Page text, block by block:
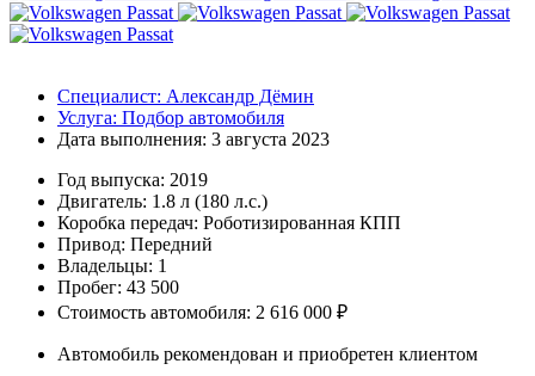
Специалист: Александр Дёмин
Услуга: Подбор автомобиля
Дата выполнения: 3 августа 2023
Год выпуска: 2019
Двигатель: 1.8 л (180 л.с.)
Коробка передач: Роботизированная КПП
Привод: Передний
Владельцы: 1
Пробег: 43 500
Стоимость автомобиля: 2 616 000 ₽
Автомобиль рекомендован и приобретен клиентом